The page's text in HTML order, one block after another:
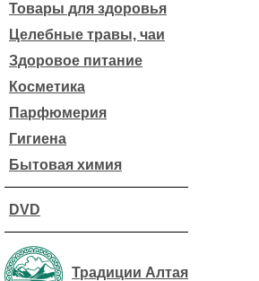
Товары для здоровья
Целебные травы, чаи
Здоровое питание
Косметика
Парфюмерия
Гигиена
Бытовая химия
DVD
Традиции Алтая